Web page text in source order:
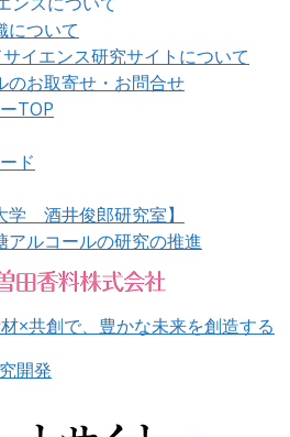
について
イエンス研究サイトについて
のお取寄せ・お問合せ
TOP
ド
学 酒井俊郎研究室】
アルコールの研究の推進
×共創で、豊かな未来を創造する